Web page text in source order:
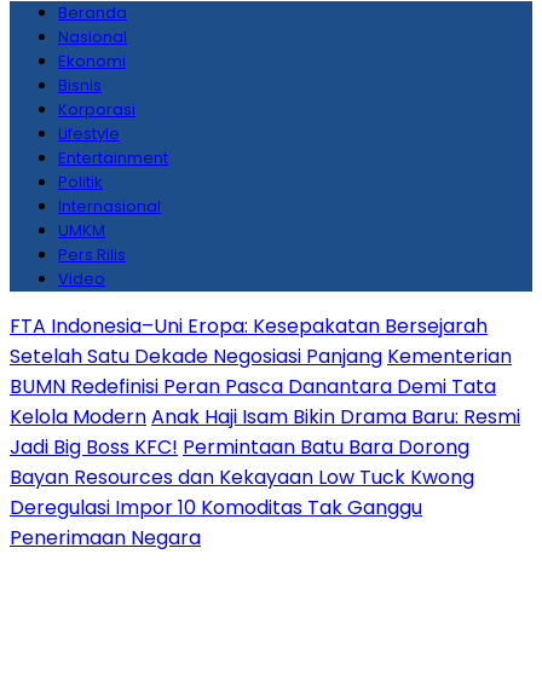
Beranda
Nasional
Ekonomi
Bisnis
Korporasi
Lifestyle
Entertainment
Politik
Internasional
UMKM
Pers Rilis
Video
FTA Indonesia–Uni Eropa: Kesepakatan Bersejarah
Setelah Satu Dekade Negosiasi Panjang Kementerian
BUMN Redefinisi Peran Pasca Danantara Demi Tata
Kelola ModernAnak Haji Isam Bikin Drama Baru: Resmi
Jadi Big Boss KFC! Permintaan Batu Bara Dorong
Bayan Resources dan Kekayaan Low Tuck Kwong
Deregulasi Impor 10 Komoditas Tak Ganggu
Penerimaan Negara